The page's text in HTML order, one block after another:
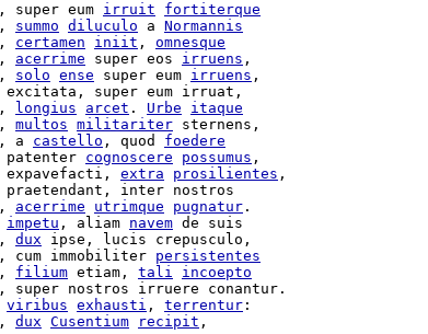
, super eum irruit
fortiterque
, summo diluculo a Normannis
, certamen iniit , omnesque
, acerrime super eos irruens ,
, solo ense super eum irruens ,
excitata, super eum irruat,
, longius arcet . Urbe
itaque
, multos militariter sternens,
, a castello , quod foedere
patenter cognoscere possumus ,
expavefacti, extra prosilientes ,
praetendant, inter nostros
, acerrime utrimque pugnatur .
impetu , aliam navem de suis
, dux ipse, lucis crepusculo,
, cum immobiliter persistentes
, filium etiam, tali
incoepto
, super nostros irruere conantur.
viribus exhausti , terrentur
, dux Cusentium recipit